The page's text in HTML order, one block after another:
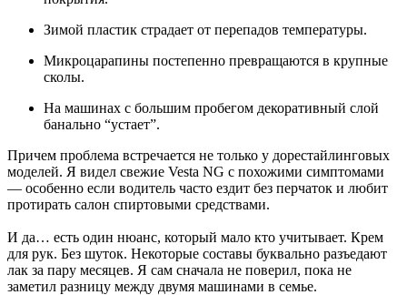
Зимой пластик страдает от перепадов температуры.
Микроцарапины постепенно превращаются в крупные
сколы.
На машинах с большим пробегом декоративный слой
банально “устает”.
Причем проблема встречается не только у дорестайлинговых
моделей. Я видел свежие Vesta NG с похожими симптомами
— особенно если водитель часто ездит без перчаток и любит
протирать салон спиртовыми средствами.
И да… есть один нюанс, который мало кто учитывает. Крем
для рук. Без шуток. Некоторые составы буквально разъедают
лак за пару месяцев. Я сам сначала не поверил, пока не
заметил разницу между двумя машинами в семье.